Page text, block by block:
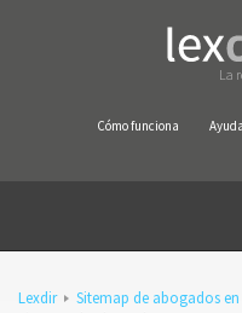
La
Cómo funciona Ayuda
Lexdir
Sitemap de abogados